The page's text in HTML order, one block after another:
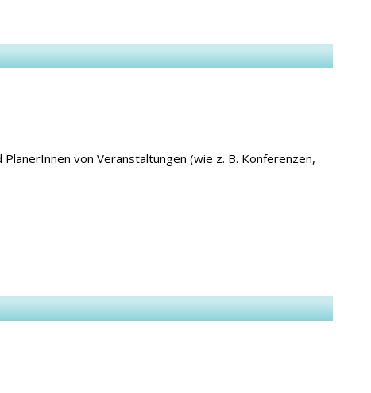
von Veranstaltungen (wie z. B. Konferenzen,